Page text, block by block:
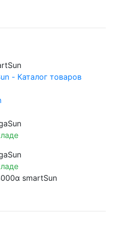
smartSun